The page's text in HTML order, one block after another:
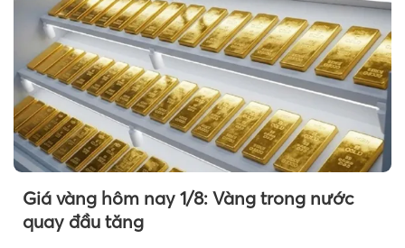
Giá vàng hôm nay 1/8: Vàng trong nước
quay đầu tăng